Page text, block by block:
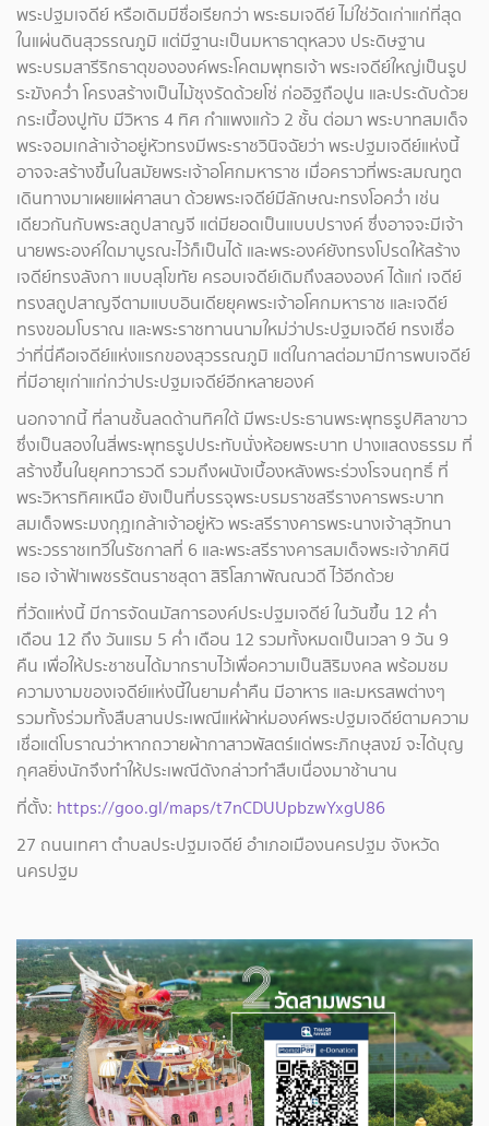
พระปฐมเจดีย์ หรือเดิมมีชื่อเรียกว่า พระธมเจดีย์ ไม่ใช่วัดเก่าแก่ที่สุด
ในแผ่นดินสุวรรณภูมิ แต่มีฐานะเป็นมหาธาตุหลวง ประดิษฐาน
พระบรมสารีริกธาตุขององค์พระโคตมพุทธเจ้า พระเจดีย์ใหญ่เป็นรูป
ระฆังคว่ำ โครงสร้างเป็นไม้ซุงรัดด้วยโซ่ ก่ออิฐถือปูน และประดับด้วย
กระเบื้องปูทับ มีวิหาร 4 ทิศ กำแพงแก้ว 2 ชั้น ต่อมา พระบาทสมเด็จ
พระจอมเกล้าเจ้าอยู่หัวทรงมีพระราชวินิจฉัยว่า พระปฐมเจดีย์แห่งนี้
อาจจะสร้างขึ้นในสมัยพระเจ้าอโศกมหาราช เมื่อคราวที่พระสมณทูต
เดินทางมาเผยแผ่ศาสนา ด้วยพระเจดีย์มีลักษณะทรงโอคว่ำ เช่น
เดียวกันกับพระสถูปสาญจี แต่มียอดเป็นแบบปรางค์ ซึ่งอาจจะมีเจ้า
นายพระองค์ใดมาบูรณะไว้ก็เป็นได้ และพระองค์ยังทรงโปรดให้สร้าง
เจดีย์ทรงลังกา แบบสุโขทัย ครอบเจดีย์เดิมถึงสององค์ ได้แก่ เจดีย์
ทรงสถูปสาญจีตามแบบอินเดียยุคพระเจ้าอโศกมหาราช และเจดีย์
ทรงขอมโบราณ และพระราชทานนามใหม่ว่าประปฐมเจดีย์ ทรงเชื่อ
ว่าที่นี่คือเจดีย์แห่งแรกของสุวรรณภูมิ แต่ในกาลต่อมามีการพบเจดีย์
ที่มีอายุเก่าแก่กว่าประปฐมเจดีย์อีกหลายองค์
นอกจากนี้ ที่ลานชั้นลดด้านทิศใต้ มีพระประธานพระพุทธรูปศิลาขาว
ซึ่งเป็นสองในสี่พระพุทธรูปประทับนั่งห้อยพระบาท ปางแสดงธรรม ที่
สร้างขึ้นในยุคทวารวดี รวมถึงผนังเบื้องหลังพระร่วงโรจนฤทธิ์ ที่
พระวิหารทิศเหนือ ยังเป็นที่บรรจุพระบรมราชสรีรางคารพระบาท
สมเด็จพระมงกุฎเกล้าเจ้าอยู่หัว พระสรีรางคารพระนางเจ้าสุวัทนา
พระวรราชเทวีในรัชกาลที่ 6 และพระสรีรางคารสมเด็จพระเจ้าภคินี
เธอ เจ้าฟ้าเพชรรัตนราชสุดา สิริโสภาพัณณวดี ไว้อีกด้วย
ที่วัดแห่งนี้ มีการจัดนมัสการองค์ประปฐมเจดีย์ ในวันขึ้น 12 ค่ำ
เดือน 12 ถึง วันแรม 5 ค่ำ เดือน 12 รวมทั้งหมดเป็นเวลา 9 วัน 9
คืน เพื่อให้ประชาชนได้มากราบไว้เพื่อความเป็นสิริมงคล พร้อมชม
ความงามของเจดีย์แห่งนี้ในยามค่ำคืน มีอาหาร และมหรสพต่างๆ
รวมทั้งร่วมทั้งสืบสานประเพณีแห่ผ้าห่มองค์พระปฐมเจดีย์ตามความ
เชื่อแต่โบราณว่าหากถวายผ้ากาสาวพัสตร์แด่พระภิกษุสงฆ์ จะได้บุญ
กุศลยิ่งนักจึงทำให้ประเพณีดังกล่าวทำสืบเนื่องมาช้านาน
ที่ตั้ง: https://goo.gl/maps/t7nCDUUpbzwYxgU86
27 ถนนเทศา ตำบลประปฐมเจดีย์ อำเภอเมืองนครปฐม จังหวัด
นครปฐม